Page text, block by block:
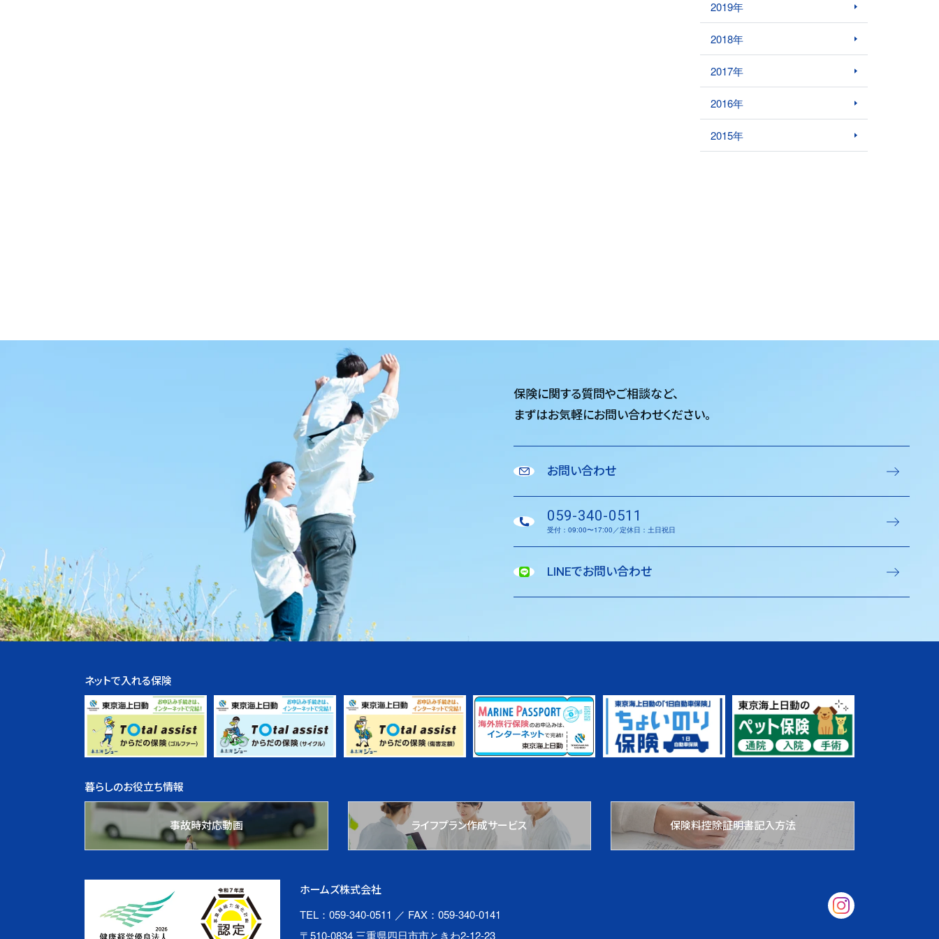
2019年
2018年
2017年
2016年
2015年
保険に関する質問やご相談など、
まずはお気軽にお問い合わせください。
お問い合わせ
059-340-0511
受付：09:00〜17:00／定休日：土日祝日
LINEでお問い合わせ
ネットで入れる保険
暮らしのお役立ち情報
事故時対応動画 ライフプラン作成サービス 保険料控除証明書記入方法
ホームズ株式会社
TEL：059-340-0511 ／ FAX：059-340-0141
〒510-0834 三重県四日市市ときわ2-12-23